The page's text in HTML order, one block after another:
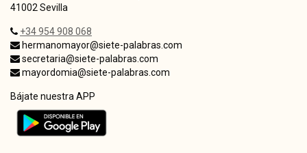
41002 Sevilla
+34 954 908 068
hermanomayor@siete-palabras.com
secretaria@siete-palabras.com
mayordomia@siete-palabras.com
Bájate nuestra APP